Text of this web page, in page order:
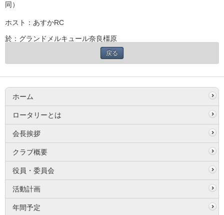
同）
ホスト：あすかRC
於：グランドメルキュール奈良橿原
戻る
ホーム
ロータリーとは
会長挨拶
クラブ概要
役員・委員会
活動計画
年間予定